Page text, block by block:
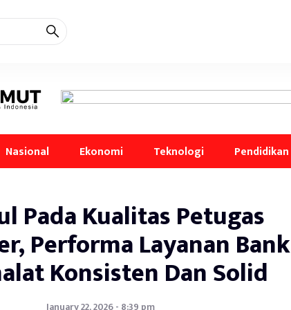
Nasional Ekonomi Teknologi Pendidikan
Pada Kualitas Petugas
Performa Layanan Bank
Konsisten Dan Solid